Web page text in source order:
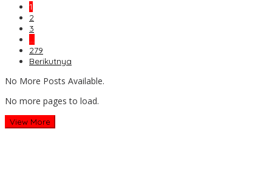
1
2
3
…
279
Berikutnya
No More Posts Available.
No more pages to load.
View More